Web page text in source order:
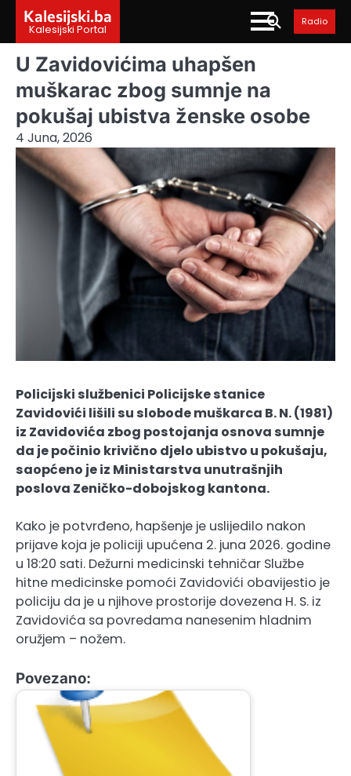
content
Kalesijski.ba
Kalesijski Portal
Radio
U Zavidovićima uhapšen
muškarac zbog sumnje na
pokušaj ubistva ženske osobe
4 Juna, 2026
Policijski službenici Policijske stanice
Zavidovići lišili su slobode muškarca B. N. (1981)
iz Zavidovića zbog postojanja osnova sumnje
da je počinio krivično djelo ubistvo u pokušaju,
saopćeno je iz Ministarstva unutrašnjih
poslova Zeničko-dobojskog kantona.
Kako je potvrđeno, hapšenje je uslijedilo nakon
prijave koja je policiji upućena 2. juna 2026. godine
u 18:20 sati. Dežurni medicinski tehničar Službe
hitne medicinske pomoći Zavidovići obavijestio je
policiju da je u njihove prostorije dovezena H. S. iz
Zavidovića sa povredama nanesenim hladnim
oružjem – nožem.
Povezano: